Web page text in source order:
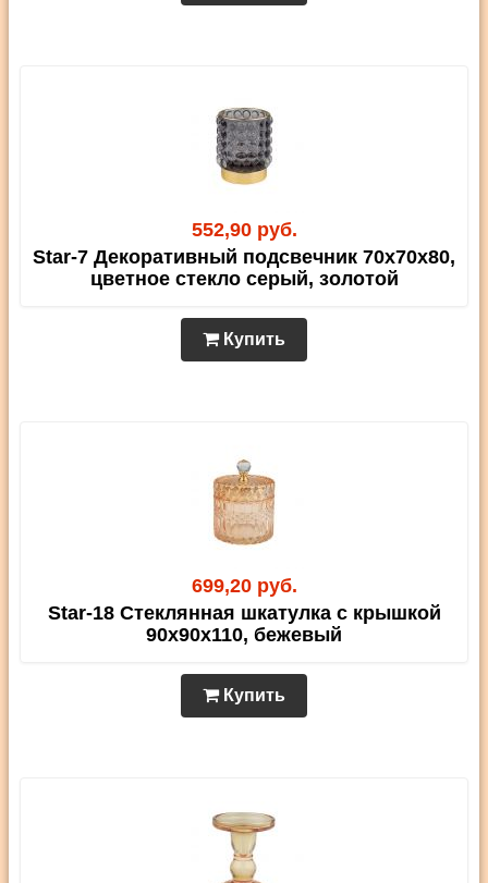
552,90 руб.
Star-7 Декоративный подсвечник 70х70х80,
цветное стекло серый, золотой
Купить
699,20 руб.
Star-18 Стеклянная шкатулка с крышкой
90х90х110, бежевый
Купить